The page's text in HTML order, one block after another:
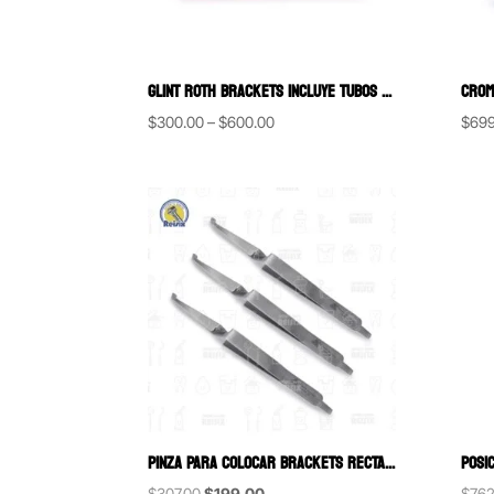
GLINT ROTH BRACKETS INCLUYE TUBOS BORGATTA 24 PZAS.
$300.00 – $600.00Price
$
PINZA PARA COLOCAR BRACKETS RECTA CON DESARMADOR DELGADO 6B (024-B)